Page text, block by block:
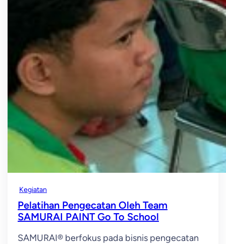
Kegiatan
Pelatihan Pengecatan Oleh Team
SAMURAI PAINT Go To School
SAMURAI® berfokus pada bisnis pengecatan